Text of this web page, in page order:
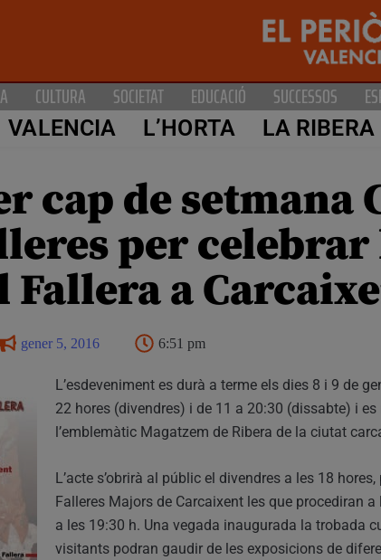
CULTURA SOCIETAT EDUCACIÓ SUCCESSOS
VALENCIA L’HORTA LA RIBERA
cap de setmana
per
a
gener 5, 2016 6:51 pm
L’esdeveniment es durà a terme els dies 8 i 9 de
22 hores (divendres) i de 11 a 20:30 (dissabte) i es
l’emblemàtic Magatzem de Ribera de la ciutat
L’acte s’obrirà al públic el divendres a les 18
Falleres Majors de Carcaixent les que procediran
a les 19:30 h. Una vegada inaugurada la trobada
visitants podran gaudir de les exposicions de